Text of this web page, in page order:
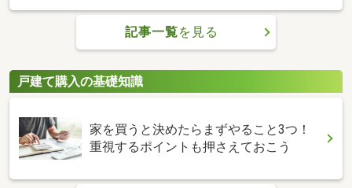
記事一覧を見る
戸建て購入の基礎知識
家を買うと決めたらまずやること3つ！
重視するポイントも押さえておこう